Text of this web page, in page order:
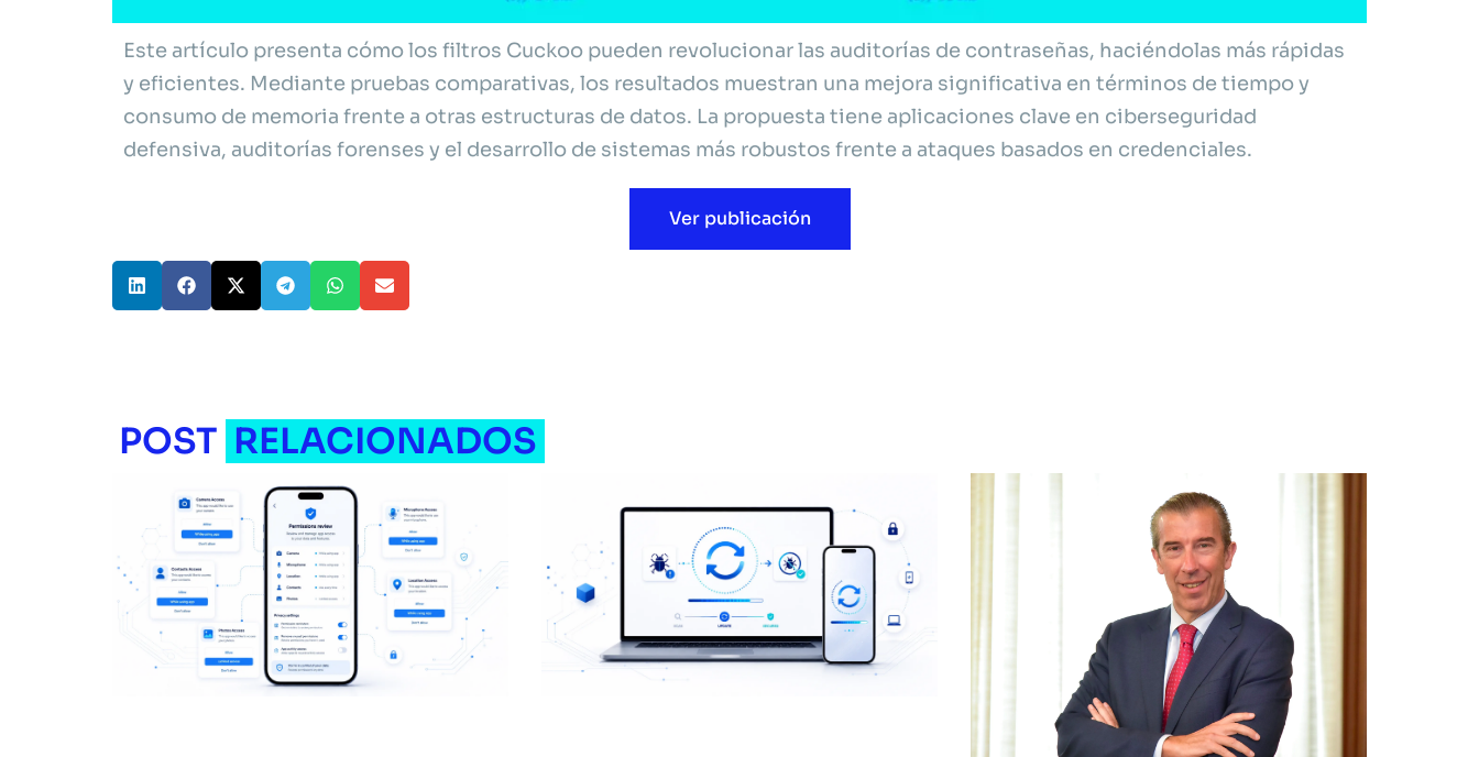
Este artículo presenta cómo los filtros Cuckoo pueden revolucionar las auditorías de contraseñas, haciéndolas más rápidas
y eficientes. Mediante pruebas comparativas, los resultados muestran una mejora significativa en términos de tiempo y
consumo de memoria frente a otras estructuras de datos. La propuesta tiene aplicaciones clave en ciberseguridad
defensiva, auditorías forenses y el desarrollo de sistemas más robustos frente a ataques basados en credenciales.
Ver publicación
POST RELACIONADOS